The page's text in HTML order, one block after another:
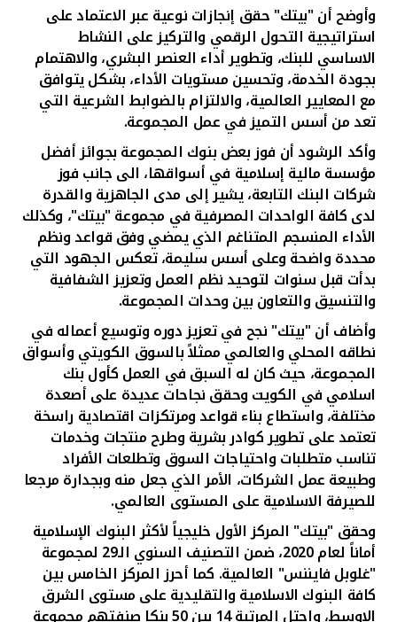
وأوضح أن "بيتك" حقق إنجازات نوعية عبر الاعتماد على
استراتيجية التحول الرقمي والتركيز على النشاط
الاساسي للبنك، وتطوير أداء العنصر البشري، والاهتمام
بجودة الخدمة، وتحسين مستويات الأداء، بشكل يتوافق
مع المعايير العالمية، والالتزام بالضوابط الشرعية التي
تعد من أسس التميز في عمل المجموعة.
وأكد الرشود أن فوز بعض بنوك المجموعة بجوائز أفضل
مؤسسة مالية إسلامية في أسواقها، الى جانب فوز
شركات البنك التابعة، يشير إلى مدى الجاهزية والقدرة
لدى كافة الواحدات المصرفية في مجموعة "بيتك"، وكذلك
الأداء المنسجم المتناغم الذي يمضي وفق قواعد ونظم
محددة واضحة وعلى أسس سليمة، تعكس الجهود التي
بدأت قبل سنوات لتوحيد نظم العمل وتعزيز الشفافية
والتنسيق والتعاون بين وحدات المجموعة.
وأضاف أن "بيتك" نجح في تعزيز دوره وتوسيع أعماله في
نطاقه المحلي والعالمي ممثلاً بالسوق الكويتي وأسواق
المجموعة، حيث كان له السبق في العمل كأول بنك
اسلامي في الكويت وحقق نجاحات عديدة على أصعدة
مختلفة، واستطاع بناء قواعد ومرتكزات اقتصادية راسخة
تعتمد على تطوير كوادر بشرية وطرح منتجات وخدمات
تناسب متطلبات واحتياجات السوق وتطلعات الأفراد
وطبيعة عمل الشركات، الأمر الذي جعل منه وبجدارة مرجعا
للصيرفة الاسلامية على المستوى العالمي.
وحقق "بيتك" المركز الأول خليجياً لأكثر البنوك الإسلامية
أماناً لعام 2020، ضمن التصنيف السنوي الـ29 لمجموعة
"غلوبل فايننس" العالمية. كما أحرز المركز الخامس بين
كافة البنوك الاسلامية والتقليدية على مستوى الشرق
الاوسط، واحتل المرتبة 14 بين 50 بنكا صنفتهم مجموعة